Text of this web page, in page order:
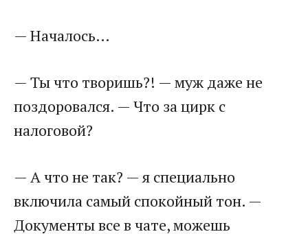
— Началось…
— Ты что творишь?! — муж даже не
поздоровался. — Что за цирк с
налоговой?
— А что не так? — я специально
включила самый спокойный тон. —
Документы все в чате, можешь